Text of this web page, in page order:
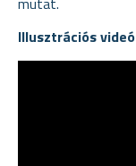
Illusztrációs videó